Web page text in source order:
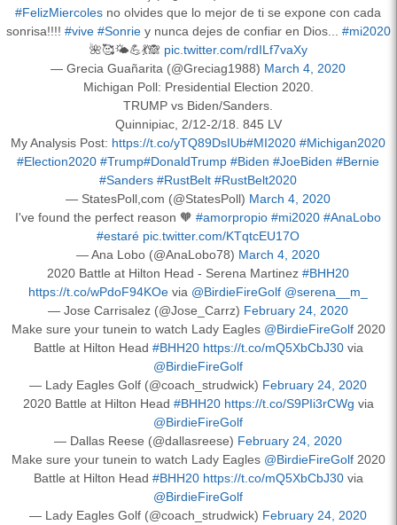
#FelizMiercoles no olvides que lo mejor de ti se expone con cada
sonrisa!!!! #vive #Sonriey nunca dejes de confiar en Dios... #mi2020
🌺🥰🌤️💪💃🙈 pic.twitter.com/rdILf7vaXy
— Grecia Guañarita (@Greciag1988) March 4, 2020
Michigan Poll: Presidential Election 2020.
TRUMP vs Biden/Sanders.
Quinnipiac, 2/12-2/18. 845 LV
My Analysis Post: https://t.co/yTQ89DsIUb#MI2020 #Michigan2020
#Election2020 #Trump#DonaldTrump #Biden #JoeBiden #Bernie
#Sanders #RustBelt #RustBelt2020
— StatesPoll,com (@StatesPoll) March 4, 2020
I've found the perfect reason 🧡 #amorpropio #mi2020 #AnaLobo
#estaré pic.twitter.com/KTqtcEU17O
— Ana Lobo (@AnaLobo78) March 4, 2020
2020 Battle at Hilton Head - Serena Martinez #BHH20
https://t.co/wPdoF94KOe via @BirdieFireGolf @serena__m_
— Jose Carrisalez (@Jose_Carrz) February 24, 2020
Make sure your tunein to watch Lady Eagles @BirdieFireGolf2020
Battle at Hilton Head #BHH20 https://t.co/mQ5XbCbJ30via
@BirdieFireGolf
— Lady Eagles Golf (@coach_strudwick) February 24, 2020
2020 Battle at Hilton Head #BHH20 https://t.co/S9PIi3rCWg via
@BirdieFireGolf
— Dallas Reese (@dallasreese) February 24, 2020
Make sure your tunein to watch Lady Eagles @BirdieFireGolf2020
Battle at Hilton Head #BHH20 https://t.co/mQ5XbCbJ30via
@BirdieFireGolf
— Lady Eagles Golf (@coach_strudwick) February 24, 2020